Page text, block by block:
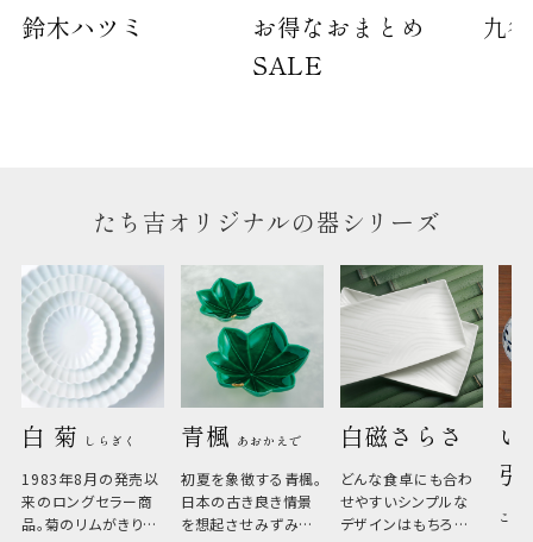
のしについて
のしについてはこちらをご覧ください
鈴木ハツミ
お得なおまとめ
SALE
九
たち吉オリジナルの器シリーズ
白 菊 しらぎく
1983年8月の発売以
来のロングセラー商
品。菊のリムがきりっ
青楓 あおかえで
初夏を象徴する青楓。
日本の古き良き情景
を想起させみずみず
白磁さらさ
どんな食卓にも合わ
せやすいシンプルな
デザインはもちろん、
い
こひ